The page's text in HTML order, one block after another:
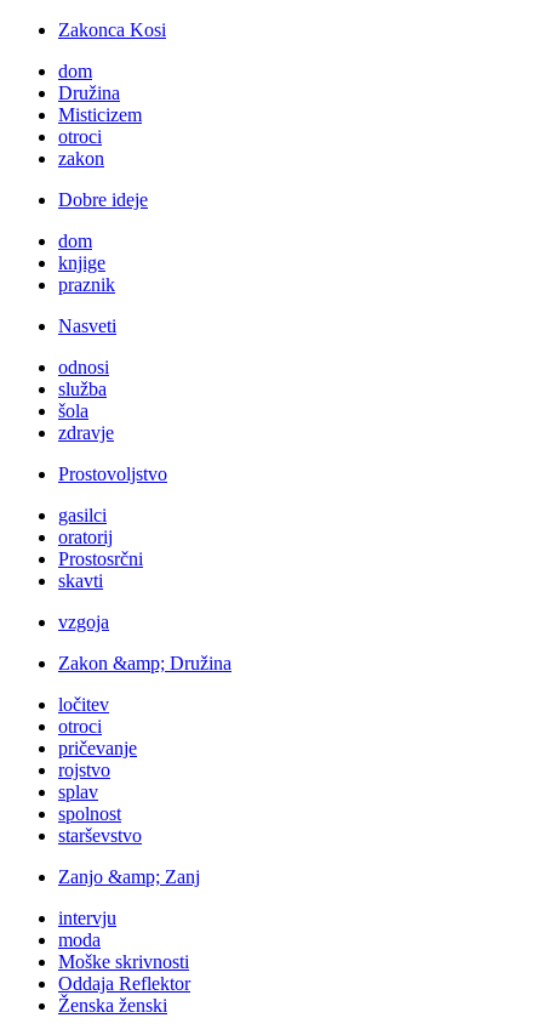
Zakonca Kosi
dom
Družina
Misticizem
otroci
zakon
Dobre ideje
dom
knjige
praznik
Nasveti
odnosi
služba
šola
zdravje
Prostovoljstvo
gasilci
oratorij
Prostosrčni
skavti
vzgoja
Zakon &amp; Družina
ločitev
otroci
pričevanje
rojstvo
splav
spolnost
starševstvo
Zanjo &amp; Zanj
intervju
moda
Moške skrivnosti
Oddaja Reflektor
Ženska ženski